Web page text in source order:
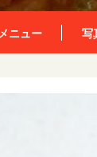
メニュー 写